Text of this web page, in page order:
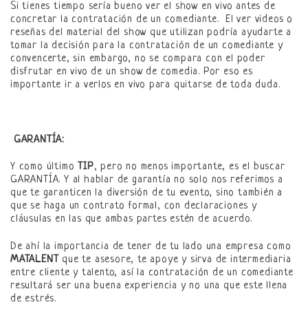
Si tienes tiempo sería bueno ver el show en vivo antes de
concretar la contratación de un comediante. El ver videos o
reseñas del material del show que utilizan podría ayudarte a
tomar la decisión para la contratación de un comediante y
convencerte, sin embargo, no se compara con el poder
disfrutar en vivo de un show de comedia. Por eso es
importante ir a verlos en vivo para quitarse de toda duda.
GARANTÍA:
Y como último TIP, pero no menos importante, es el buscar
GARANTÍA. Y al hablar de garantía no solo nos referimos a
que te garanticen la diversión de tu evento, sino también a
que se haga un contrato formal, con declaraciones y
cláusulas en las que ambas partes estén de acuerdo.
De ahí la importancia de tener de tu lado una empresa como
MATALENT que te asesore, te apoye y sirva de intermediaria
entre cliente y talento, así la contratación de un comediante
resultará ser una buena experiencia y no una que este llena
de estrés.